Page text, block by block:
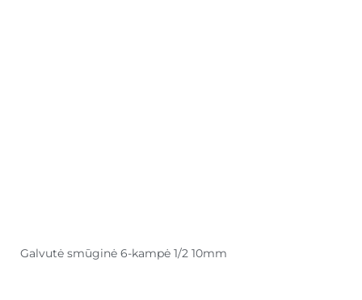
Galvutė smūginė 6-kampė 1/2 10mm